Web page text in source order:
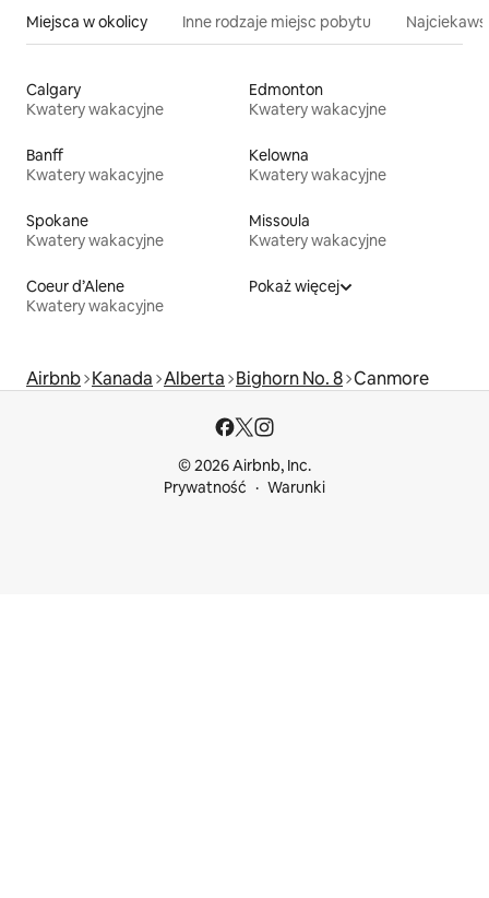
Miejsca w okolicy Inne rodzaje miejsc pobytu
Calgary
Kwatery wakacyjne
Edmonton
Kwatery wakacyjne
Banff
Kwatery wakacyjne
Kelowna
Kwatery wakacyjne
Spokane
Kwatery wakacyjne
Missoula
Kwatery wakacyjne
Coeur d’Alene
Kwatery wakacyjne
Pokaż więcej
Airbnb Kanada Alberta Bighorn No. 8 Canmore
© 2026 Airbnb, Inc.
Prywatność
Warunki